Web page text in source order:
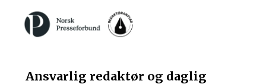
Ansvarlig redaktør og daglig